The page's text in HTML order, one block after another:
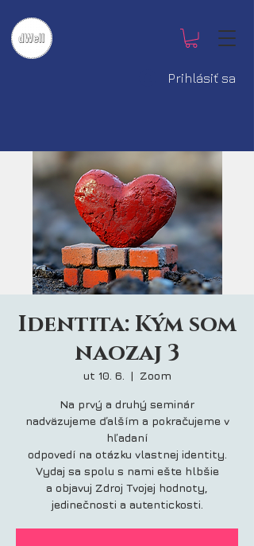
Prihlásiť sa
Identita: Kým som
naozaj 3
ut 10. 6.
  |
Zoom
Na prvý a druhý seminár
nadväzujeme ďalším a pokračujeme v
hľadaní
odpovedí na otázku vlastnej identity.
Vydaj sa spolu s nami ešte hlbšie
a objavuj Zdroj Tvojej hodnoty,
jedinečnosti a autentickosti.